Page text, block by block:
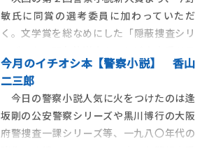
敏氏に同賞の選考委員に加わっていただ
く。文学賞を総なめにした「隠蔽捜査シリ
マ『警視庁強行犯係 樋口顕Season２』の
原作シリーズなど、警察小説の第一人者とし
て活躍してきた。今野氏は、当該ジャンル
のどこに魅力を感じ、未来の才能に何を求
めるのか。
今月のイチオシ本【警察小説】 香山
二三郎
今日の警察小説人気に火をつけたのは逢
坂剛の公安警察シリーズや黒川博行の大阪
府警捜査一課シリーズ等、一九八〇年代の